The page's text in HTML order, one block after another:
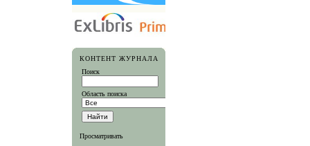
КОНТЕНТ ЖУРНАЛА
Поиск
Область поиска
Просматривать